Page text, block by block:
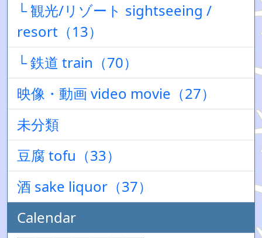
└ 観光/リゾート sightseeing /
resort（13）
└ 鉄道 train（70）
映像・動画 video movie（27）
未分類
豆腐 tofu（33）
酒 sake liquor（37）
Calendar